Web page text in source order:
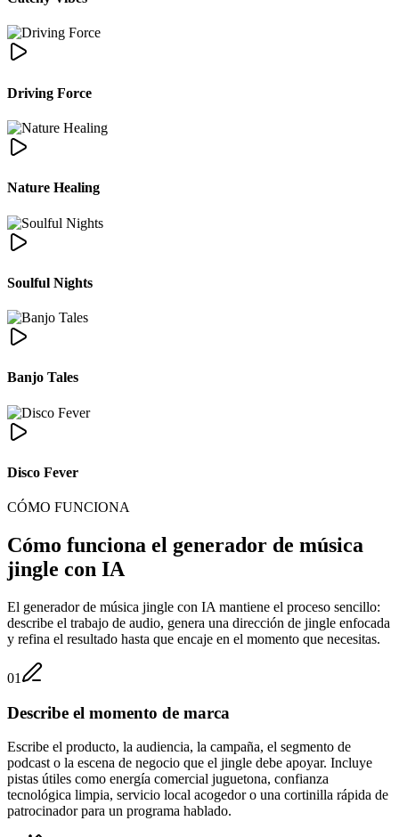
Driving Force
Nature Healing
Soulful Nights
Banjo Tales
Disco Fever
CÓMO FUNCIONA
Cómo funciona el generador de música
jingle con IA
El generador de música jingle con IA mantiene el proceso sencillo:
describe el trabajo de audio, genera una dirección de jingle enfocada
y refina el resultado hasta que encaje en el momento que necesitas.
01
Describe el momento de marca
Escribe el producto, la audiencia, la campaña, el segmento de
podcast o la escena de negocio que el jingle debe apoyar. Incluye
pistas útiles como energía comercial juguetona, confianza
tecnológica limpia, servicio local acogedor o una cortinilla rápida de
patrocinador para un programa hablado.